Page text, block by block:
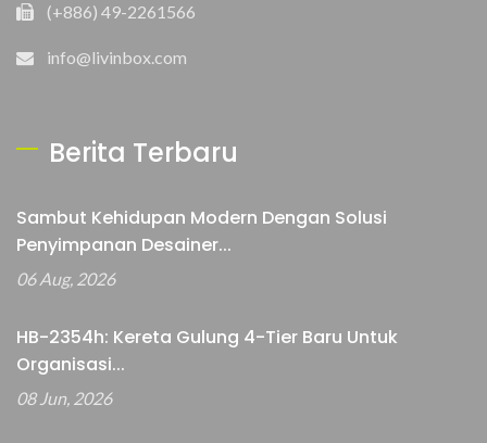
(+886) 49-2261566
info@livinbox.com
Berita Terbaru
Sambut Kehidupan Modern Dengan Solusi
Penyimpanan Desainer...
06 Aug, 2026
HB-2354h: Kereta Gulung 4-Tier Baru Untuk
Organisasi...
08 Jun, 2026